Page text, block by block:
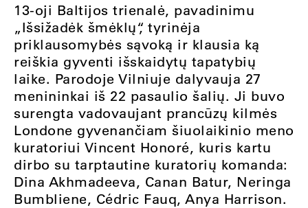
13-oji Baltijos trienalė, pavadinimu
„Išsižadėk šmėklų“, tyrinėja
priklausomybės sąvoką ir klausia ką
reiškia gyventi išskaidytų tapatybių
laike. Parodoje Vilniuje dalyvauja 27
menininkai iš 22 pasaulio šalių. Ji buvo
surengta vadovaujant prancūzų kilmės
Londone gyvenančiam šiuolaikinio meno
kuratoriui Vincent Honoré, kuris kartu
dirbo su tarptautine kuratorių komanda:
Dina Akhmadeeva, Canan Batur, Neringa
Bumbliene, Cédric Fauq, Anya Harrison.